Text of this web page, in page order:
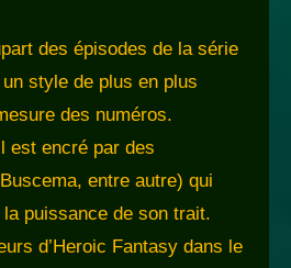
des épisodes de la série
un style de plus en plus
des numéros.
est encré par des
entre autre) qui
puissance de son trait.
d’Heroic Fantasy dans le